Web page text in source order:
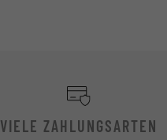
VIELE ZAHLUNGSARTEN